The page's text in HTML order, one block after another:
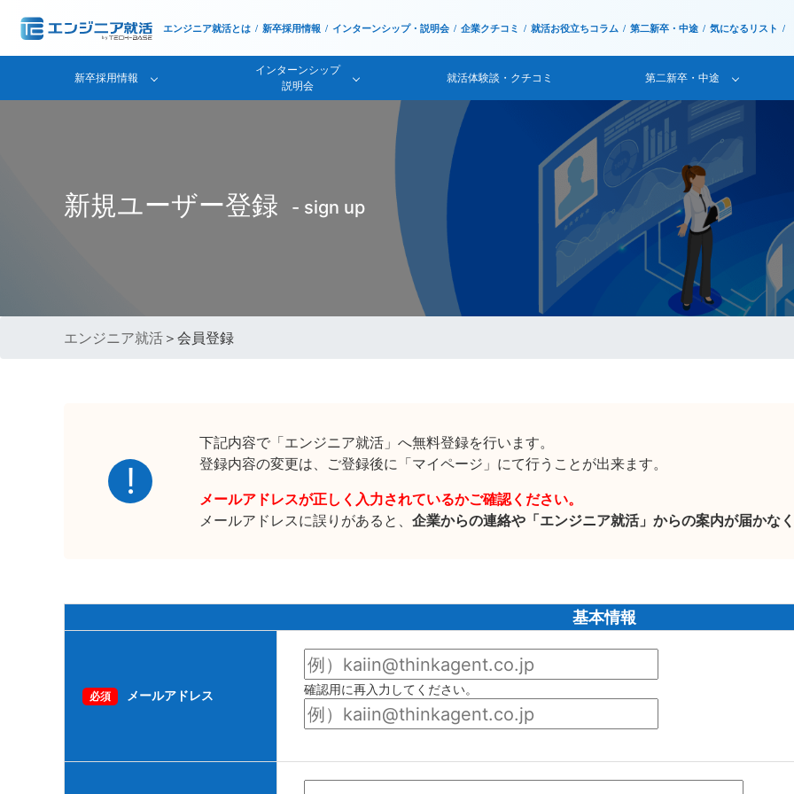
エンジニア就活とは 新卒採用情報 インターンシップ・説明会 企業クチコミ 就活お役立ちコラム 第二新卒・中途 気になるリスト
新卒採用情報
インターンシップ
説明会
就活体験談・クチコミ 第二新卒・中途
新規ユーザー登録 - sign up
エンジニア就活 ＞会員登録
下記内容で「エンジニア就活」へ無料登録を行います。
登録内容の変更は、ご登録後に「マイページ」にて行うことが出来ます。
メールアドレスが正しく入力されているかご確認ください。
メールアドレスに誤りがあると、 企業からの連絡や「エンジニア就活」からの案内が届かなく
基本情報
必須 メールアドレス 確認用に再入力してください。